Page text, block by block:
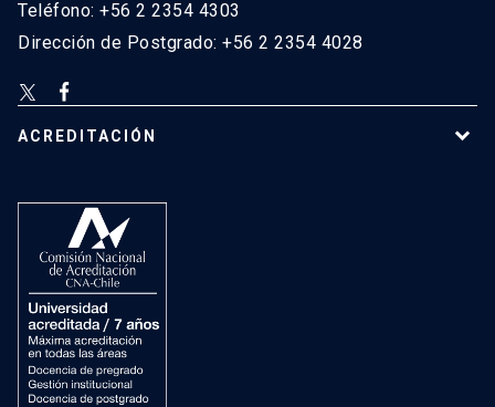
Teléfono: +56 2 2354 4303
Dirección de Postgrado: +56 2 2354 4028
ACREDITACIÓN